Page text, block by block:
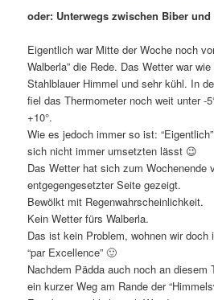
oder: Unterwegs zwischen Biber und
Eigentlich war Mitte der Woche noch
Walberla” die Rede. Das Wetter war
Stahlblauer Himmel und sehr kühl. In
fiel das Thermometer noch weit unter -
+10°.
Wie es jedoch immer so ist:
sich nicht immer umsetzten lässt 😉
Das Wetter hat sich zum Wochenende
entgegengesetzter Seite gezeigt.
Bewölkt mit Regenwahrscheinlichkeit.
Kein Wetter fürs Walberla.
Das ist kein Problem, wohnen wir doch
“par Excellence” 🙂
Nachdem Pädda auch noch an diesem
ein kurzer Weg am Rande der